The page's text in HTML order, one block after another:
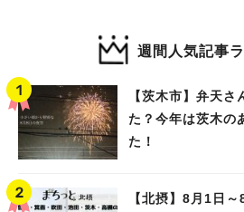
週間人気記事
【茨木市】弁天さ
た？今年は茨木の
た！
【北摂】8月1日